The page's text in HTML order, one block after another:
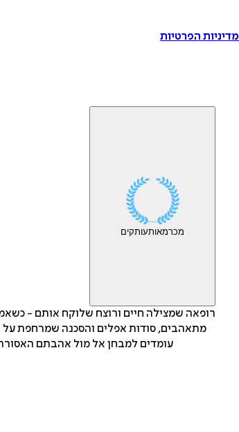
הפרטיות
מכרמאותעותקים
רופאה שמצילה חיים ורוצח שלוקח אותם -
מתאהבים, סודות אפלים והסכנה שמרחפת
עומדים למבחן אל מול אהבתם